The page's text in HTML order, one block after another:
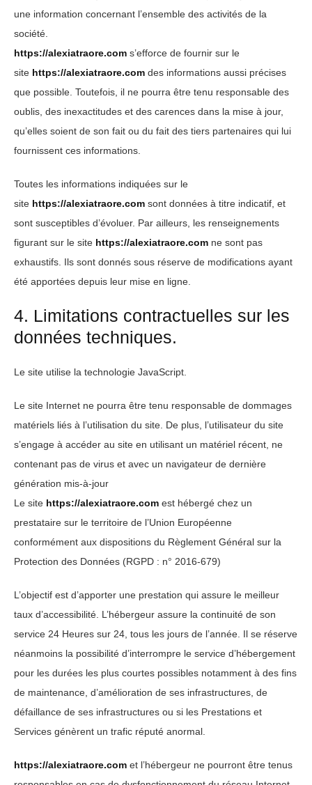
une information concernant l’ensemble des activités de la
société.
https://alexiatraore.com s’efforce de fournir sur le
site https://alexiatraore.com des informations aussi précises
que possible. Toutefois, il ne pourra être tenu responsable des
oublis, des inexactitudes et des carences dans la mise à jour,
qu’elles soient de son fait ou du fait des tiers partenaires qui lui
fournissent ces informations.
Toutes les informations indiquées sur le
site https://alexiatraore.com sont données à titre indicatif, et
sont susceptibles d’évoluer. Par ailleurs, les renseignements
figurant sur le site https://alexiatraore.com ne sont pas
exhaustifs. Ils sont donnés sous réserve de modifications ayant
été apportées depuis leur mise en ligne.
4. Limitations contractuelles sur les
données techniques.
Le site utilise la technologie JavaScript.
Le site Internet ne pourra être tenu responsable de dommages
matériels liés à l’utilisation du site. De plus, l’utilisateur du site
s’engage à accéder au site en utilisant un matériel récent, ne
contenant pas de virus et avec un navigateur de dernière
génération mis-à-jour
Le site https://alexiatraore.com est hébergé chez un
prestataire sur le territoire de l’Union Européenne
conformément aux dispositions du Règlement Général sur la
Protection des Données (RGPD : n° 2016-679)
L’objectif est d’apporter une prestation qui assure le meilleur
taux d’accessibilité. L’hébergeur assure la continuité de son
service 24 Heures sur 24, tous les jours de l’année. Il se réserve
néanmoins la possibilité d’interrompre le service d’hébergement
pour les durées les plus courtes possibles notamment à des fins
de maintenance, d’amélioration de ses infrastructures, de
défaillance de ses infrastructures ou si les Prestations et
Services génèrent un trafic réputé anormal.
https://alexiatraore.com et l’hébergeur ne pourront être tenus